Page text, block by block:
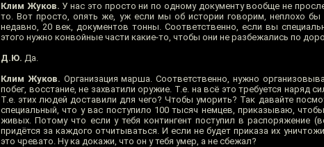
Клим Жуков. У нас это просто ни по одному документу вообще не
то. Вот просто, опять же, уж если мы об истории говорим, неплохо бы
недавно, 20 век, документов тонны. Соответственно, если вы
этого нужно конвойные части какие-то, чтобы они не разбежались по
Д.Ю. Да.
Клим Жуков. Организация марша. Соответственно, нужно
побег, восстание, не захватили оружие. Т.е. на всё это требуется наряд
Т.е. этих людей доставили для чего? Чтобы уморить? Так давайте
специальный, что у вас поступило 100 тысяч немцев, приказываю,
живых. Потому что если у тебя контингент поступил в распоряжение
придётся за каждого отчитываться. И если не будет приказа их
это чревато. Ну ка докажи, что он у тебя умер, а не сбежал?